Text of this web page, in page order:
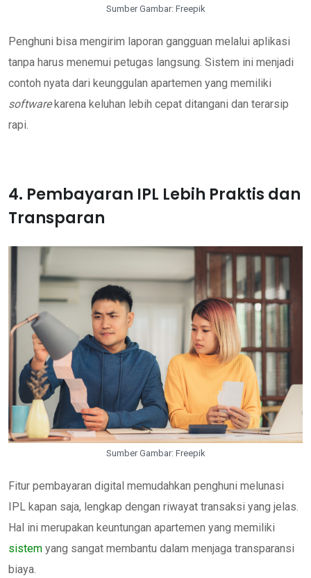
Sumber Gambar: Freepik
Penghuni bisa mengirim laporan gangguan melalui aplikasi
tanpa harus menemui petugas langsung. Sistem ini menjadi
contoh nyata dari keunggulan apartemen yang memiliki
softwarekarena keluhan lebih cepat ditangani dan terarsip
rapi.
4. Pembayaran IPL Lebih Praktis dan
Transparan
Sumber Gambar: Freepik
Fitur pembayaran digital memudahkan penghuni melunasi
IPL kapan saja, lengkap dengan riwayat transaksi yang jelas.
Hal ini merupakan keuntungan apartemen yang memiliki
sistem yang sangat membantu dalam menjaga transparansi
biaya.